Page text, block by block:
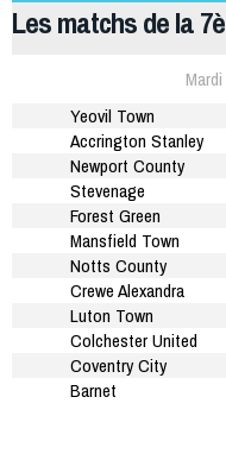
Les matchs de la
Yeovil Town
Accrington Stanley
Newport County
Stevenage
Forest Green
Mansfield Town
Notts County
Crewe Alexandra
Luton Town
Colchester United
Coventry City
Barnet